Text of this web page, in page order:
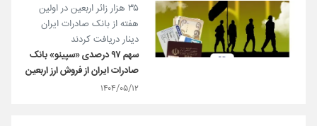
۳۵ هزار زائر اربعین در اولین
هفته از بانک صادرات ایران
دینار دریافت کردند
سهم ۹۷ درصدی «سپینو» بانک
صادرات ایران از فروش ارز اربعین
۱۴۰۴/۰۵/۱۲